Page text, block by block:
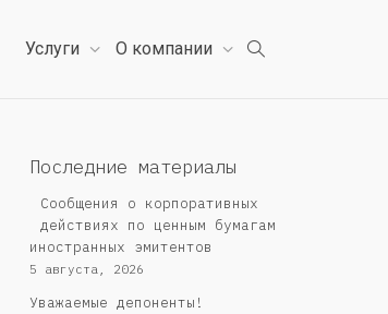
Услуги О компании
Последние материалы
Сообщения о корпоративных
действиях по ценным бумагам
иностранных эмитентов
5 августа, 2026
Уважаемые депоненты!